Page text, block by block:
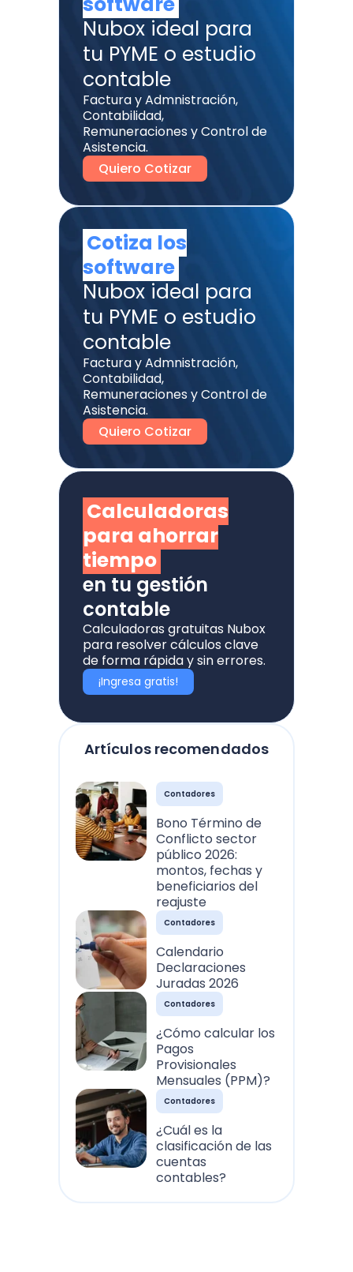
Artículos recomendados
Contadores
Bono Término de
Conflicto sector
público 2026:
montos, fechas y
beneficiarios del
reajuste
Contadores
Calendario
Declaraciones
Juradas 2026
Contadores
¿Cómo calcular los
Pagos
Provisionales
Mensuales (PPM)?
Contadores
¿Cuál es la
clasificación de las
cuentas
contables?
Calculadoras
para ahorrar
tiempo
en tu gestión
contable
Calculadoras gratuitas Nubox
para resolver cálculos clave
de forma rápida y sin errores.
¡Ingresa gratis!
Nubox ideal para
tu PYME o estudio
contable
Factura y Admnistración,
Contabilidad,
Remuneraciones y Control de
Asistencia.
Quiero Cotizar
Cotiza los
software
Nubox ideal para
tu PYME o estudio
contable
Factura y Admnistración,
Contabilidad,
Remuneraciones y Control de
Asistencia.
Quiero Cotizar